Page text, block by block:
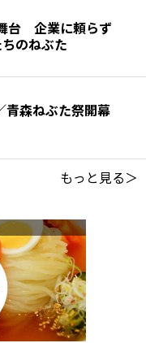
台 企業に頼らず
のねぶた
青森ねぶた祭開幕
もっと見る＞